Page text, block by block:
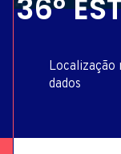
36°
dados